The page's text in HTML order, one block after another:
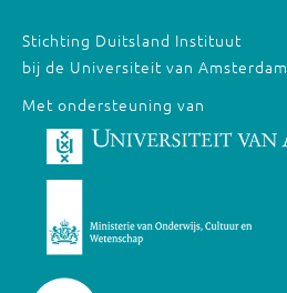
Stichting Duitsland Instituut
bij de Universiteit van Amsterdam
Met ondersteuning van